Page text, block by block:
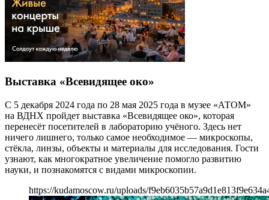
Выставка «Всевидящее око»
С 5 декабря 2024 года по 28 мая 2025 года в музее «АТОМ»
на ВДНХ пройдет выставка «Всевидящее око», которая
перенесёт посетителей в лабораторию учёного. Здесь нет
ничего лишнего, только самое необходимое — микроскопы,
стёкла, линзы, объекты и материалы для исследования. Гости
узнают, как многократное увеличение помогло развитию
науки, и познакомятся с видами микроскопии.
https://kudamoscow.ru/uploads/